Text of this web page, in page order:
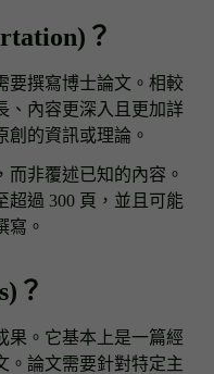
？
要撰寫博士論文。相較
、內容更深入且更加詳
創的資訊或理論。
而非覆述已知的內容。
過 300 頁，並且可能
寫。
？
果。它基本上是一篇經
。論文需要針對特定主